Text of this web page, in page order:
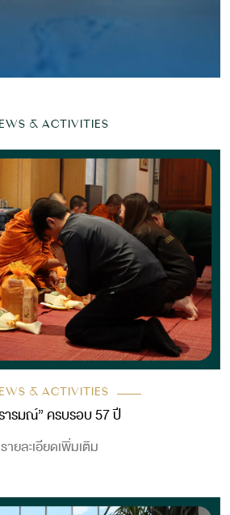
& ACTIVITIES
& ACTIVITIES
ารมณ์” ครบรอบ 57 ปี
รายละเอียดเพิ่มเติม